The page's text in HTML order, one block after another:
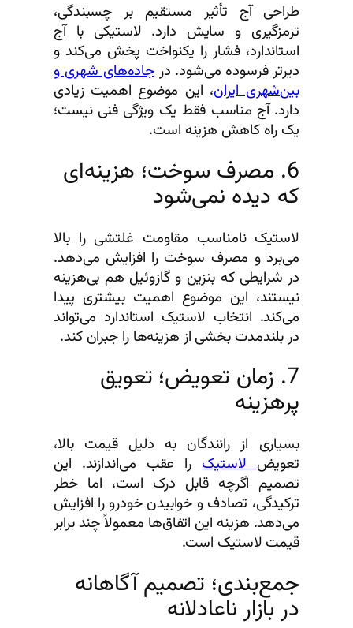
طراحی آج تأثیر مستقیم بر چسبندگی،
ترمزگیری و سایش دارد. لاستیکی با آج
استاندارد، فشار را یکنواخت پخش می‌کند و
دیرتر فرسوده می‌شود. درجاده‌های شهری و
بین‌شهری ایران، این موضوع اهمیت زیادی
دارد. آج مناسب فقط یک ویژگی فنی نیست؛
یک راه کاهش هزینه است.
6. مصرف سوخت؛ هزینه‌ای
که دیده نمی‌شود
لاستیک نامناسب مقاومت غلتشی را بالا
می‌برد و مصرف سوخت را افزایش می‌دهد.
در شرایطی که بنزین و گازوئیل هم بی‌هزینه
نیستند، این موضوع اهمیت بیشتری پیدا
می‌کند. انتخاب لاستیک استاندارد می‌تواند
در بلندمدت بخشی از هزینه‌ها را جبران کند.
7. زمان تعویض؛ تعویق
پرهزینه
بسیاری از رانندگان به دلیل قیمت بالا،
تعویضلاستیکرا عقب می‌اندازند. این
تصمیم اگرچه قابل درک است، اما خطر
ترکیدگی، تصادف و خوابیدن خودرو را افزایش
می‌دهد. هزینه این اتفاق‌ها معمولاً چند برابر
قیمت لاستیک است.
جمع‌بندی؛ تصمیم آگاهانه
در بازار ناعادلانه